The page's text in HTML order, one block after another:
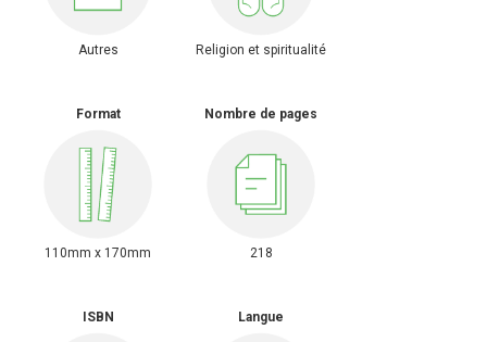
Autres Religion et spiritualité
Format
110mm x 170mm
Nombre de pages
218
ISBN Langue